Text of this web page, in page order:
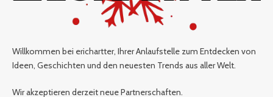
Willkommen bei erichartter, Ihrer Anlaufstelle zum Entdecken von
Ideen, Geschichten und den neuesten Trends aus aller Welt.
Wir akzeptieren derzeit neue Partnerschaften.